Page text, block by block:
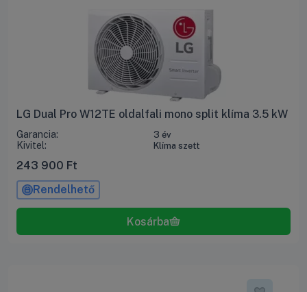
LG Dual Pro W12TE oldalfali mono split klíma 3.5 kW
Garancia: 3 év
Kivitel: Klíma szett
243 900 Ft
Rendelhető